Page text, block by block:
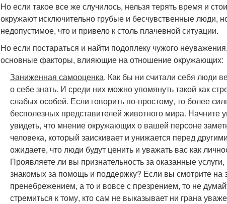
Но если такое все же случилось, нельзя терять время и
окружают исключительно грубые и бесчувственные люди,
недопустимое, что и привело к столь плачевной ситуации.
Но если постараться и найти подоплеку чужого
основные факторы, влияющие на отношение окружающих:
Заниженная самооценка. Как бы ни считали себя люди
о себе знать. И среди них можно упомянуть такой как
слабых особей. Если говорить по-простому, то более
бесполезных представителей животного мира. Начните
увидеть, что мнение окружающих о вашей персоне
человека, который заискивает и унижается перед
ожидаете, что люди будут ценить и уважать вас как
Проявляете ли вы признательность за оказанные
знакомых за помощь и поддержку? Если вы смотрите
пренебрежением, а то и вовсе с презрением, то не
стремиться к тому, кто сам не выказывает ни грана